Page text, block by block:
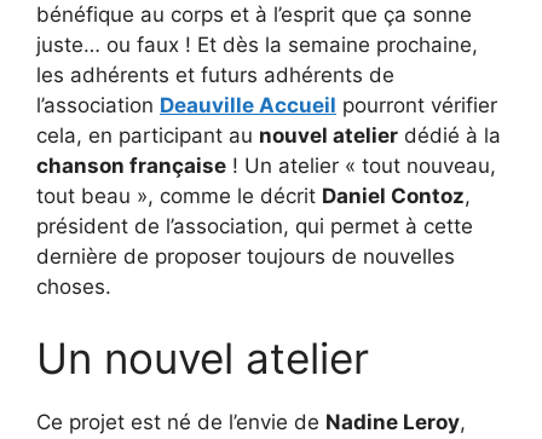
bénéfique au corps et à l’esprit que ça sonne
juste… ou faux ! Et dès la semaine prochaine,
les adhérents et futurs adhérents de
l’association Deauville Accueil pourront vérifier
cela, en participant au nouvel atelier dédié à la
chanson française ! Un atelier « tout nouveau,
tout beau », comme le décrit Daniel Contoz,
président de l’association, qui permet à cette
dernière de proposer toujours de nouvelles
choses.
Un nouvel atelier
Ce projet est né de l’envie de Nadine Leroy,